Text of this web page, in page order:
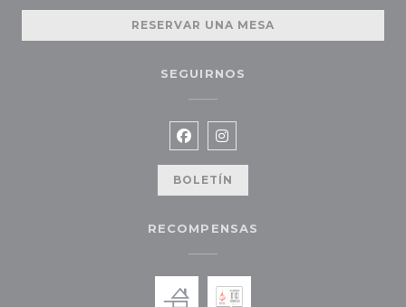
RESERVAR UNA MESA
SEGUIRNOS
Facebook ((abre en una
Instagram ((abre en una
BOLETÍN
RECOMPENSAS